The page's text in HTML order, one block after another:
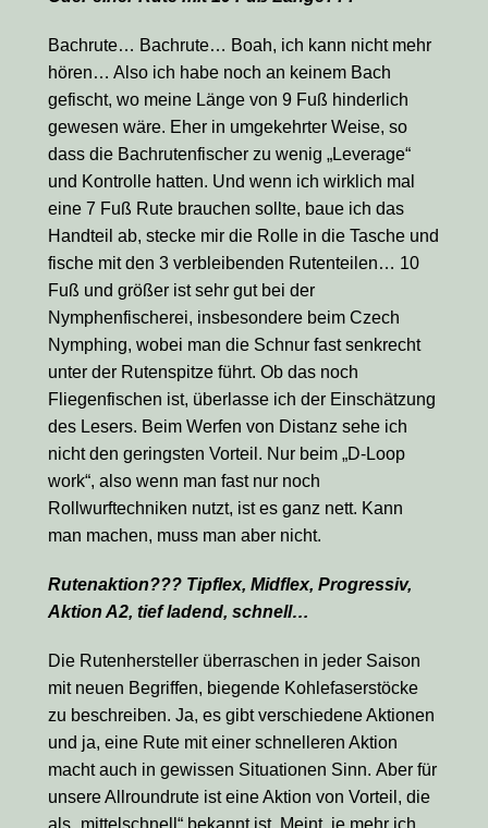
Bachrute… Bachrute… Boah, ich kann nicht mehr
hören… Also ich habe noch an keinem Bach
gefischt, wo meine Länge von 9 Fuß hinderlich
gewesen wäre. Eher in umgekehrter Weise, so
dass die Bachrutenfischer zu wenig „Leverage“
und Kontrolle hatten. Und wenn ich wirklich mal
eine 7 Fuß Rute brauchen sollte, baue ich das
Handteil ab, stecke mir die Rolle in die Tasche und
fische mit den 3 verbleibenden Rutenteilen… 10
Fuß und größer ist sehr gut bei der
Nymphenfischerei, insbesondere beim Czech
Nymphing, wobei man die Schnur fast senkrecht
unter der Rutenspitze führt. Ob das noch
Fliegenfischen ist, überlasse ich der Einschätzung
des Lesers. Beim Werfen von Distanz sehe ich
nicht den geringsten Vorteil. Nur beim „D-Loop
work“, also wenn man fast nur noch
Rollwurftechniken nutzt, ist es ganz nett. Kann
man machen, muss man aber nicht.
Rutenaktion??? Tipflex, Midflex, Progressiv,
Aktion A2, tief ladend, schnell…
Die Rutenhersteller überraschen in jeder Saison
mit neuen Begriffen, biegende Kohlefaserstöcke
zu beschreiben. Ja, es gibt verschiedene Aktionen
und ja, eine Rute mit einer schnelleren Aktion
macht auch in gewissen Situationen Sinn. Aber für
unsere Allroundrute ist eine Aktion von Vorteil, die
als „mittelschnell“ bekannt ist. Meint, je mehr ich